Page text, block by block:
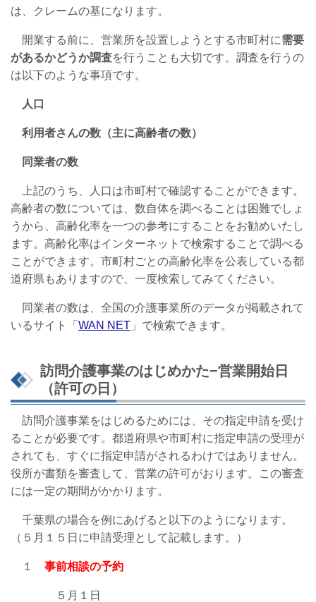
は、クレームの基になります。
開業する前に、営業所を設置しようとする市町村に需要
があるかどうか調査を行うことも大切です。調査を行うの
は以下のような事項です。
人口
利用者さんの数（主に高齢者の数）
同業者の数
上記のうち、人口は市町村で確認することができます。
高齢者の数については、数自体を調べることは困難でしょ
うから、高齢化率を一つの参考にすることをお勧めいたし
ます。高齢化率はインターネットで検索することで調べる
ことができます。市町村ごとの高齢化率を公表している都
道府県もありますので、一度検索してみてください。
同業者の数は、全国の介護事業所のデータが掲載されて
いるサイト「 WAN NET 」で検索できます。
訪問介護事業のはじめかた−営業開始日
（許可の日）
訪問介護事業をはじめるためには、その指定申請を受け
ることが必要です。都道府県や市町村に指定申請の受理が
されても、すぐに指定申請がされるわけではありません。
役所が書類を審査して、営業の許可がおります。この審査
には一定の期間がかかります。
千葉県の場合を例にあげると以下のようになります。
（５月１５日に申請受理として記載します。）
１ 事前相談の予約
５月１日